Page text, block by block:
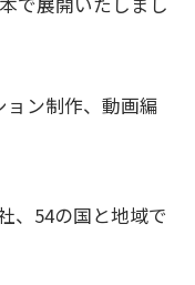
ン制作、動画編
、54の国と地域で